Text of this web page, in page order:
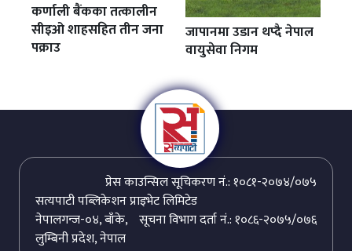
कर्णाली बैंकका तत्कालीन
सीइओ शाहसहित तीन जना
पक्राउ
जापानमा उडान थप्दै नेपाल
वायुसेवा निगम
प्रेस काउन्सिल सूचिकरण नं.: १०८१-२०७४/०७५
सत्यपाटी पब्लिकेशन प्राइभेट लिमिटेड
सूचना विभाग दर्ता नं.: १०८६-२०७५/०७६
नेपालगन्ज-०४, बाँके,
लुम्बिनी प्रदेश, नेपाल